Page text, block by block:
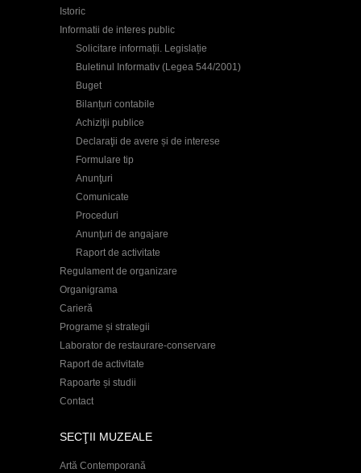
Istoric
Informatii de interes public
Solicitare informații. Legislație
Buletinul Informativ (Legea 544/2001)
Buget
Bilanțuri contabile
Achiziţii publice
Declaraţii de avere și de interese
Formulare tip
Anunţuri
Comunicate
Proceduri
Anunţuri de angajare
Raport de activitate
Regulament de organizare
Organigrama
Carieră
Programe și strategii
Laborator de restaurare-conservare
Raport de activitate
Rapoarte și studii
Contact
SECŢII MUZEALE
Artă Contemporană